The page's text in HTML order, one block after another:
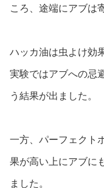
ころ、途端にアブは
ハッカ油は虫よけ効
実験ではアブへの忌
う結果が出ました。
一方、パーフェクト
果が高い上にアブに
ました。